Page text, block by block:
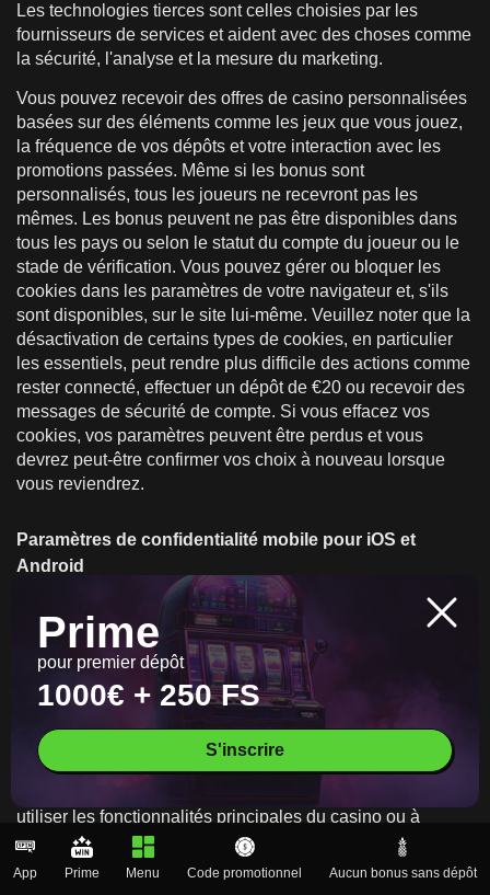
Les technologies tierces sont celles choisies par les
fournisseurs de services et aident avec des choses comme
la sécurité, l'analyse et la mesure du marketing.
Vous pouvez recevoir des offres de casino personnalisées
basées sur des éléments comme les jeux que vous jouez,
la fréquence de vos dépôts et votre interaction avec les
promotions passées. Même si les bonus sont
personnalisés, tous les joueurs ne recevront pas les
mêmes. Les bonus peuvent ne pas être disponibles dans
tous les pays ou selon le statut du compte du joueur ou le
stade de vérification. Vous pouvez gérer ou bloquer les
cookies dans les paramètres de votre navigateur et, s'ils
sont disponibles, sur le site lui-même. Veuillez noter que la
désactivation de certains types de cookies, en particulier
les essentiels, peut rendre plus difficile des actions comme
rester connecté, effectuer un dépôt de €20 ou recevoir des
messages de sécurité de compte. Si vous effacez vos
cookies, vos paramètres peuvent être perdus et vous
devrez peut-être confirmer vos choix à nouveau lorsque
vous reviendrez.
Paramètres de confidentialité mobile pour iOS et
Android
Il existe des paramètres de confidentialité pour les
téléphones et tablettes iOS et Android qui vous permettent
de jouer chez Wizebets Casino. Votre vie privée est
affectée à la fois par nos règles et par les paramètres de
votre appareil. Passer quelques minutes sur les contrôles
iOS ou Android peut aider à sécuriser l'accès à votre
compte, empêcher les applications de partager des
données inutiles et arrêter le suivi entre les applications.
utiliser les fonctionnalités principales du casino ou à
déposer ou retirer €100. Pour contrôler ce que votre
téléphone partage pendant que vous naviguez, vous
Prime
pour premier dépôt
1000€ + 250 FS
S'inscrire
App Prime Menu Code promotionnel Aucun bonus sans dépôt